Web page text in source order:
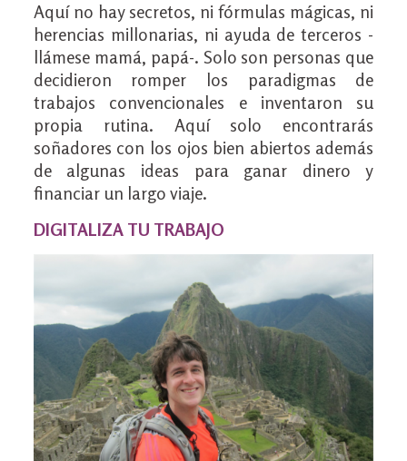
Aquí no hay secretos, ni fórmulas mágicas, ni
herencias millonarias, ni ayuda de terceros -
llámese mamá, papá-. Solo son personas que
decidieron romper los paradigmas de
trabajos convencionales e inventaron su
propia rutina. Aquí solo encontrarás
soñadores con los ojos bien abiertos además
de algunas ideas para ganar dinero y
financiar un largo viaje.
DIGITALIZA TU TRABAJO